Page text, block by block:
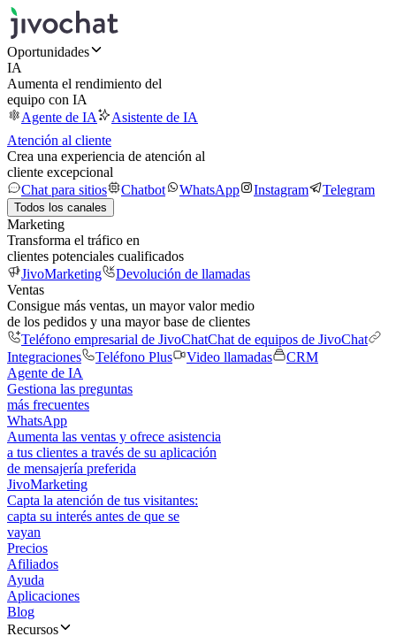
Oportunidades
IA
Aumenta el rendimiento del
equipo con IA
Agente de IA
Asistente de IA
Atención al cliente
Crea una experiencia de atención al
cliente excepcional
Chat para sitios
Chatbot WhatsApp Instagram Telegram
Todos los canales
Marketing
Transforma el tráfico en
clientes potenciales cualificados
JivoMarketing
Devolución de llamadas
Ventas
Consigue más ventas, un mayor valor medio
de los pedidos y una mayor base de clientes
Teléfono empresarial de JivoChatChat de equipos de JivoChat
Integraciones
Teléfono Plus Video llamadas
CRM
Agente de IA
Gestiona las preguntas
más frecuentes
WhatsApp
Aumenta las ventas y ofrece asistencia
a tus clientes a través de su aplicación
de mensajería preferida
JivoMarketing
Capta la atención de tus visitantes:
capta su interés antes de que se
vayan
Precios
Afiliados
Ayuda
Aplicaciones
Blog
Recursos